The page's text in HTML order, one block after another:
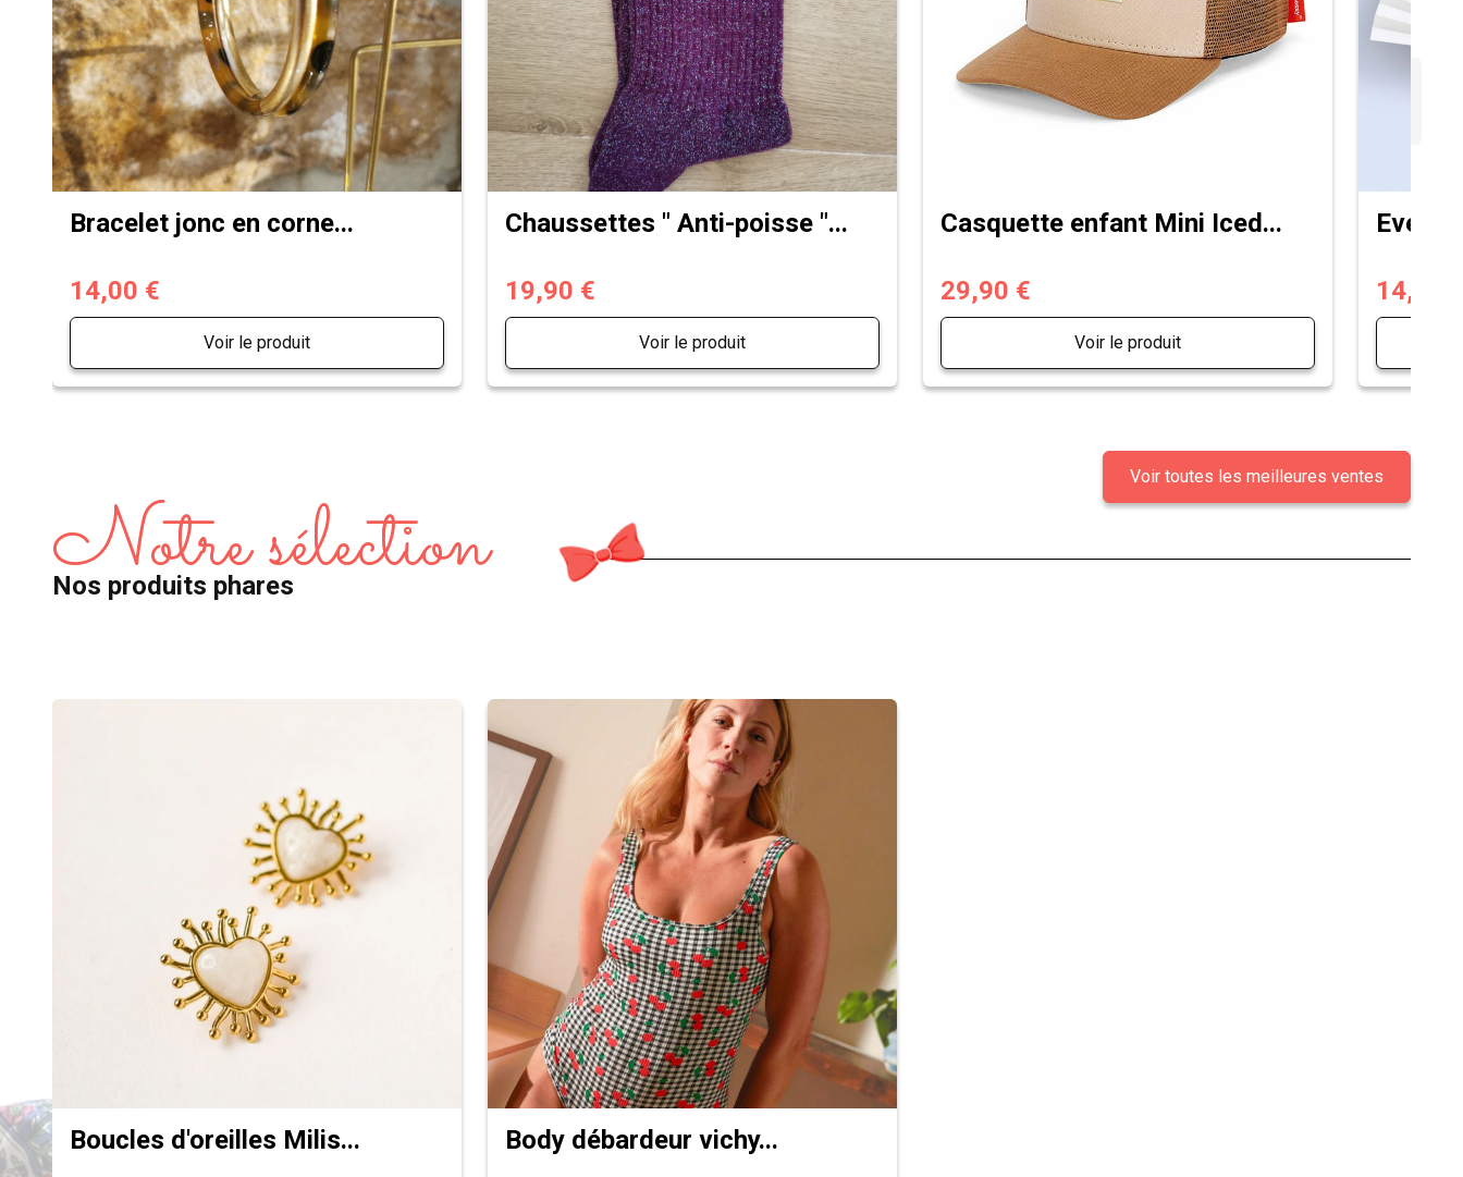
Bracelet jonc en corne...
14,00 €
Voir le produit
Chaussettes " Anti-poisse "...
19,90 €
Voir le produit
Casquette enfant Mini Iced...
29,90 €
Voir le produit
14,90
Voir toutes les meilleures ventes
Notre sélection
Nos produits phares
Boucles d'oreilles Milis... Body débardeur vichy...